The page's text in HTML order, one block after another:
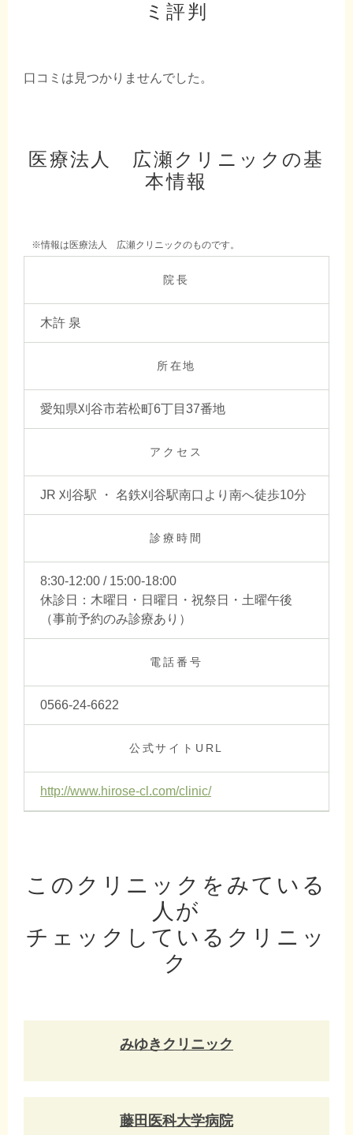
ミ評判
口コミは見つかりませんでした。
医療法人 広瀬クリニックの基
本情報
※情報は医療法人 広瀬クリニックのものです。
院長
木許 泉
所在地
愛知県刈谷市若松町6丁目37番地
アクセス
JR 刈谷駅 ・ 名鉄刈谷駅南口より南へ徒歩10分
診療時間
8:30-12:00 / 15:00-18:00
休診日：木曜日・日曜日・祝祭日・土曜午後
（事前予約のみ診療あり）
電話番号
0566-24-6622
公式サイトURL
http://www.hirose-cl.com/clinic/
このクリニックをみている
人が
チェックしているクリニッ
ク
みゆきクリニック
藤田医科大学病院